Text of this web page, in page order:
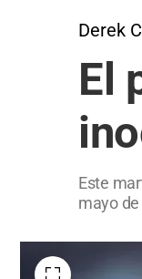
Derek
El
Este
mayo